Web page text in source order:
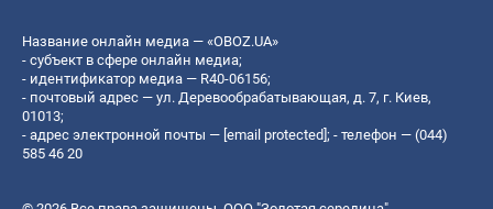
Название онлайн медиа — «OBOZ.UA»
- субъект в сфере онлайн медиа;
- идентификатор медиа — R40-06156;
- почтовый адрес — ул. Деревообрабатывающая, д. 7, г. Киев,
01013;
- адрес электронной почты — [email protected] ; - телефон — (044)
585 46 20